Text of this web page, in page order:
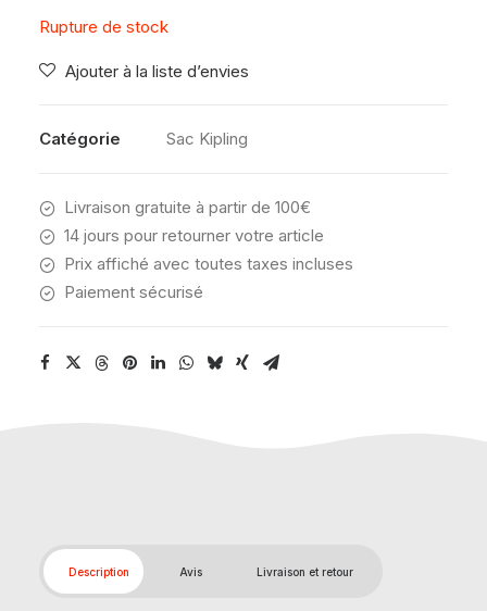
Rupture de stock
Ajouter à la liste d’envies
Catégorie Sac Kipling
Livraison gratuite à partir de 100€
14 jours pour retourner votre article
Prix affiché avec toutes taxes incluses
Paiement sécurisé
Description Avis Livraison et retour